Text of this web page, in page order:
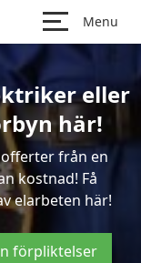
Menu
eller
här!
från en
kostnad! Få
elarbeten här!
förpliktelser